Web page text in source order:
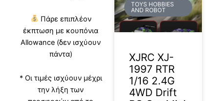
Πάρε επιπλέον
έκπτωση με κουπόνια
Allowance (δεν ισχύουν
πάντα)
* Οι τιμές ισχύουν μέχρι
την λήξη των
TOYS HOBBIES
AND ROBOT
XJRC XJ-
1997 RTR
1/16 2.4G
4WD Drift